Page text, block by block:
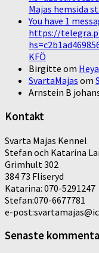
Majas hemsida
You have 1
https://
KFÖ
Birgitte om
SvartaMajas om
Arnstein B
Kontakt
Svarta Majas Kennel
Stefan och Katarina
Grimhult 302
384 73 Fliseryd
Katarina: 070-5291247
Stefan:070-6677781
e-
Senaste